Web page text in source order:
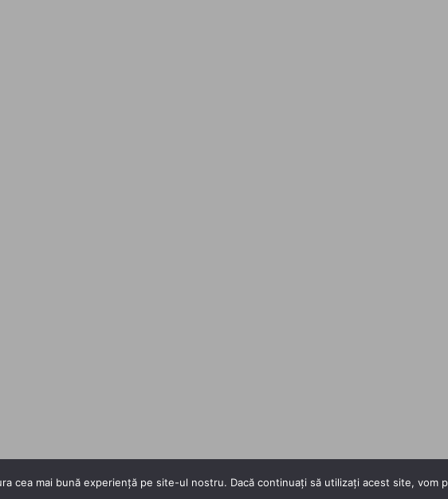
Copyright 2026 ©Flatsome Theme
cea mai bună experiență pe site-ul nostru. Dacă continuați să utilizați acest site, vom